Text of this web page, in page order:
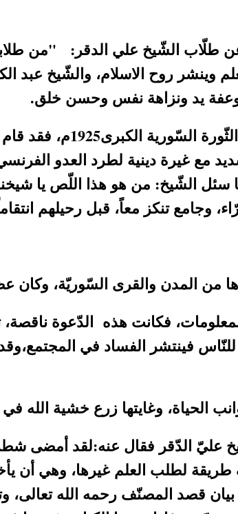
الشّيخ علي الدقر: "من طلابه
روح الاسلام، والشّيخ عبد
وعفة يد ونزاهة نفس وحسن خلق.
د - وكان للشيخ الجليل
للدّعوة وبحماس شديد مع غيرة دينية
سئل الشّيخ: من هو هذا اللّص يا
وجامع تنكز معاً، قبل رحيلهم
المدن والقرى السّوريّة، وكان
المعلومات، فكانت هذه الدّعوة
فينتشر الفساد في
الحياة، وغايتها زرع خشية
عليّ الدّقر فقال عنه:لقد أمضى
طريقة لطلب العلم غيرها، وهي أن
قصد المصنّف رحمه الله تعالى،